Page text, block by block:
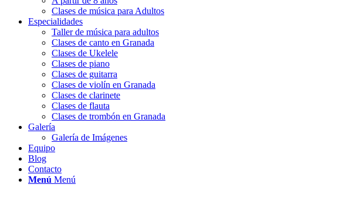
Clases de música para Adultos
Especialidades
Taller de música para adultos
Clases de canto en Granada
Clases de Ukelele
Clases de piano
Clases de guitarra
Clases de violín en Granada
Clases de clarinete
Clases de flauta
Clases de trombón en Granada
Galería
Galería de Imágenes
Equipo
Blog
Contacto
Menú Menú